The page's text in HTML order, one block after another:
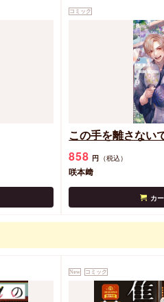
コミック
この手を離さない
858 円 （税込）
咲本﨑
カ
New コミック